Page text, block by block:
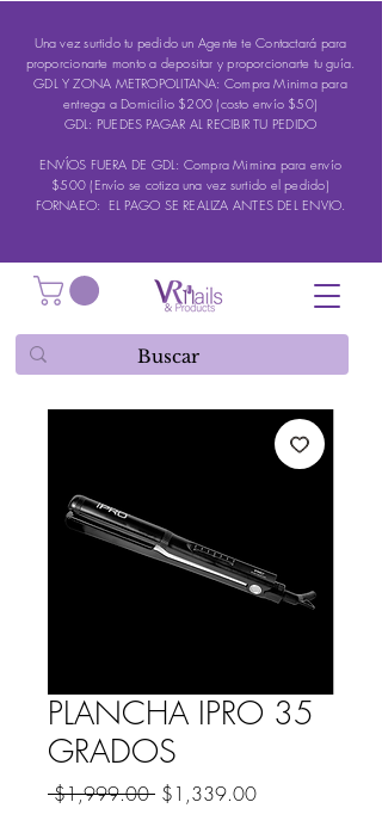
Una vez surtido tu pedido un Agente te Contactará para
proporcionarte monto a depositar y proporcionarte tu guía.
GDL Y ZONA METROPOLITANA: Compra Minima para
entrega a Domicilio $200 (costo envío $50)
GDL: PUEDES PAGAR AL RECIBIR TU PEDIDO
ENVÍOS FUERA DE GDL: Compra Mimina para envío
$500 (Envío se cotiza una vez surtido el pedido)
FORNAEO: EL PAGO SE REALIZA ANTES DEL ENVIO.
PLANCHA IPRO 35
GRADOS
$1,999.00 Precio
$1,339.00Precio